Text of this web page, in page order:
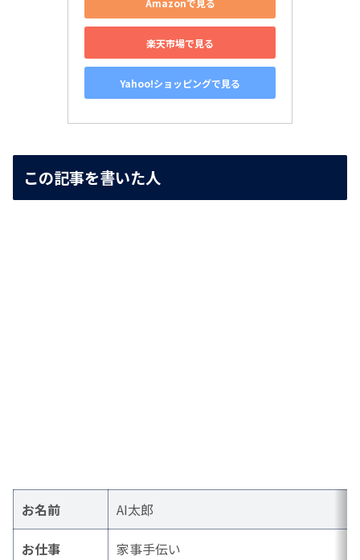
楽天市場で見る
Yahoo!ショッピングで見る
この記事を書いた人
お名前 AI太郎
お仕事 家事手伝い